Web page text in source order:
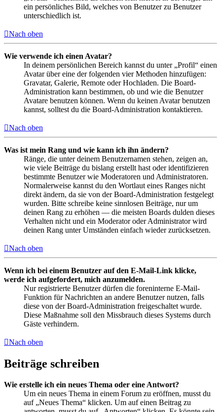
ein persönliches Bild, welches von Benutzer zu Benutzer
unterschiedlich ist.
Nach oben
Wie verwende ich einen Avatar?
In deinem persönlichen Bereich kannst du unter „Profil“ einen
Avatar über eine der folgenden vier Methoden hinzufügen:
Gravatar, Galerie, Remote oder Hochladen. Die Board-
Administration kann bestimmen, ob und wie die Benutzer
Avatare benutzen können. Wenn du keinen Avatar benutzen
kannst, solltest du die Board-Administration kontaktieren.
Nach oben
Was ist mein Rang und wie kann ich ihn ändern?
Ränge, die unter deinem Benutzernamen stehen, zeigen an,
wie viele Beiträge du bislang erstellt hast oder identifizieren
bestimmte Benutzer wie Moderatoren und Administratoren.
Normalerweise kannst du den Wortlaut eines Ranges nicht
direkt ändern, da sie von der Board-Administration festgelegt
wurden. Bitte schreibe keine sinnlosen Beiträge, nur um
deinen Rang zu erhöhen — die meisten Boards dulden dieses
Verhalten nicht und ein Moderator oder Administrator wird
deinen Rang unter Umständen einfach wieder zurücksetzen.
Nach oben
Wenn ich bei einem Benutzer auf den E-Mail-Link klicke,
werde ich aufgefordert, mich anzumelden.
Nur registrierte Benutzer dürfen die foreninterne E-Mail-
Funktion für Nachrichten an andere Benutzer nutzen, falls
diese von der Board-Administration freigeschaltet wurde.
Diese Maßnahme soll den Missbrauch dieses Systems durch
Gäste verhindern.
Nach oben
Beiträge schreiben
Wie erstelle ich ein neues Thema oder eine Antwort?
Um ein neues Thema in einem Forum zu eröffnen, musst du
auf „Neues Thema“ klicken. Um auf einen Beitrag zu